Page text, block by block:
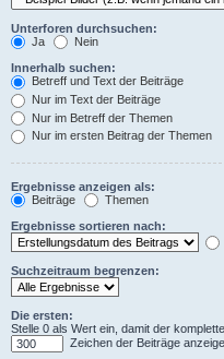
Unterforen durchsuchen:
Ja
Nein
Innerhalb suchen:
Betreff und Text der Beiträge
Nur im Text der Beiträge
Nur im Betreff der Themen
Nur im ersten Beitrag der Themen
Ergebnisse anzeigen als:
Beiträge
Themen
Ergebnisse sortieren nach:
Suchzeitraum begrenzen:
Die ersten:
Stelle 0 als Wert ein, damit der
Zeichen der Beiträge